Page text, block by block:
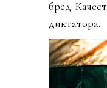
бред.
диктатора.